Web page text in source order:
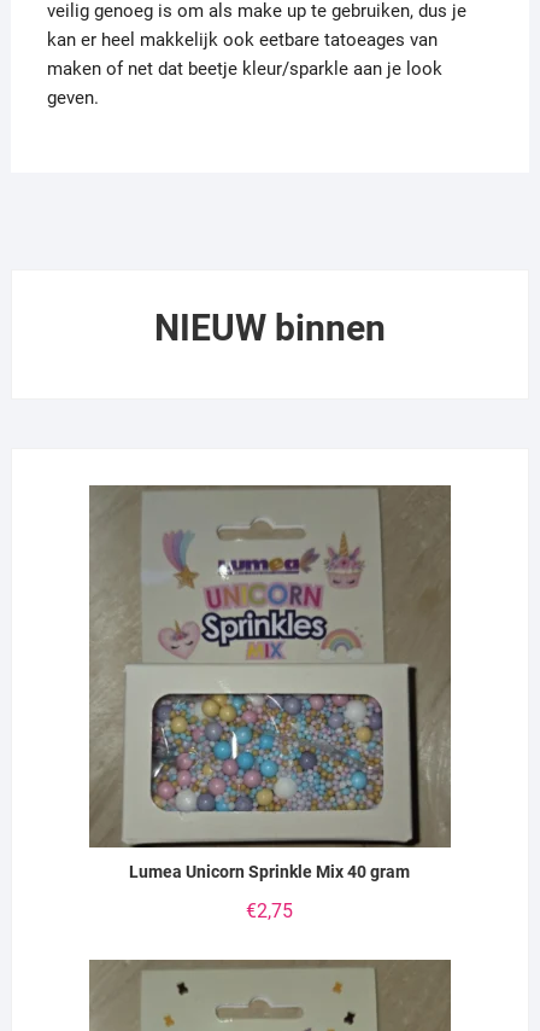
veilig genoeg is om als make up te gebruiken, dus je
kan er heel makkelijk ook eetbare tatoeages van
maken of net dat beetje kleur/sparkle aan je look
geven.
NIEUW binnen
Lumea Unicorn Sprinkle Mix 40 gram
€2,75